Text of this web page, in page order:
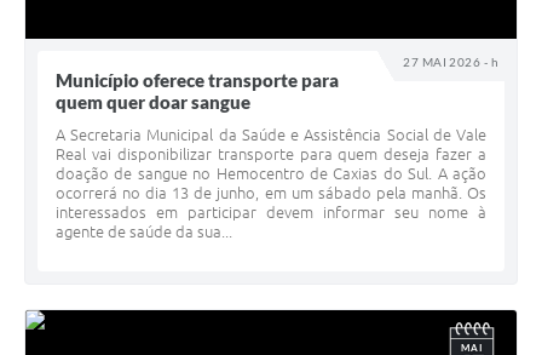
27 MAI 2026 - h
Município oferece transporte para
quem quer doar sangue
A Secretaria Municipal da Saúde e Assistência Social de Vale
Real vai disponibilizar transporte para quem deseja fazer a
doação de sangue no Hemocentro de Caxias do Sul. A ação
ocorrerá no dia 13 de junho, em um sábado pela manhã. Os
interessados em participar devem informar seu nome à
agente de saúde da sua...
MAI